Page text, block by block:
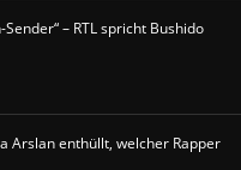
– RTL spricht Bushido
Arslan enthüllt, welcher Rapper